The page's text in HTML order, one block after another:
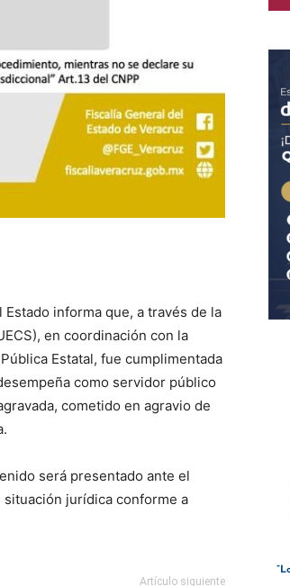
Estado informa que, a través de la
en coordinación con la
Estatal, fue cumplimentada
como servidor público
cometido en agravio de
será presentado ante el
jurídica conforme a
Artículo siguiente